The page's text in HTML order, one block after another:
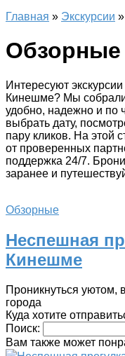
Главная » Экскурсии »
Обзорные
Интересуют
Кинешме? Мы
удобно, надежно и по
выбрать дату,
пару кликов. На этой
от проверенных
поддержка 24/7.
заранее и
Обзорные
Неспешная
Кинешме
Проникнуться уютом,
города
Куда хотите
Поиск:
Вам также может